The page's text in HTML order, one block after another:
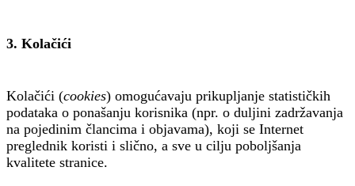
3. Kolačići
Kolačići (cookies) omogućavaju prikupljanje statističkih
podataka o ponašanju korisnika (npr. o duljini zadržavanja
na pojedinim člancima i objavama), koji se Internet
preglednik koristi i slično, a sve u cilju poboljšanja
kvalitete stranice.